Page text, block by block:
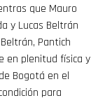
que Mauro
y Lucas Beltrán
Pantich
en plenitud física y
Bogotá en el
para